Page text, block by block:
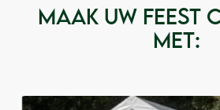
Maak uw feest
met: